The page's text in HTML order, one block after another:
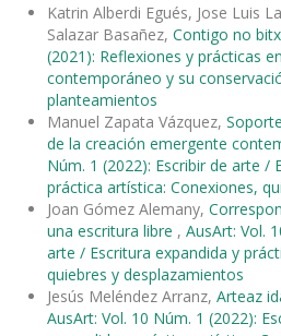
Katrin Alberdi Egués, Jose Luis
Salazar Basañez, Contigo no
(2021): Reflexiones y prácticas
contemporáneo y su
planteamientos
Manuel Zapata Vázquez,
de la creación emergente
Núm. 1 (2022): Escribir de arte /
práctica artística: Conexiones,
Joan Gómez Alemany,
una escritura libre , AusArt: Vol.
arte / Escritura expandida y
quiebres y desplazamientos
Jesús Meléndez Arranz, Arteaz
AusArt: Vol. 10 Núm. 1 (2022):